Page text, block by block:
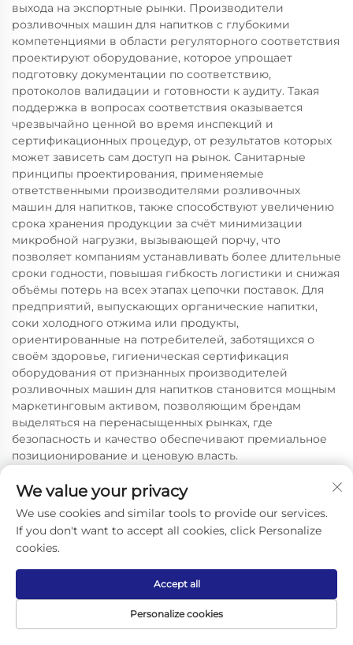
выхода на экспортные рынки. Производители
розливочных машин для напитков с глубокими
компетенциями в области регуляторного соответствия
проектируют оборудование, которое упрощает
подготовку документации по соответствию,
протоколов валидации и готовности к аудиту. Такая
поддержка в вопросах соответствия оказывается
чрезвычайно ценной во время инспекций и
сертификационных процедур, от результатов которых
может зависеть сам доступ на рынок. Санитарные
принципы проектирования, применяемые
ответственными производителями розливочных
машин для напитков, также способствуют увеличению
срока хранения продукции за счёт минимизации
микробной нагрузки, вызывающей порчу, что
позволяет компаниям устанавливать более длительные
сроки годности, повышая гибкость логистики и снижая
объёмы потерь на всех этапах цепочки поставок. Для
предприятий, выпускающих органические напитки,
соки холодного отжима или продукты,
ориентированные на потребителей, заботящихся о
своём здоровье, гигиеническая сертификация
оборудования от признанных производителей
розливочных машин для напитков становится мощным
маркетинговым активом, позволяющим брендам
выделяться на перенасыщенных рынках, где
безопасность и качество обеспечивают премиальное
позиционирование и ценовую власть.
СВЯЖИТЕСЬ С НАМИ
We value your privacy
We use cookies and similar tools to provide our services.
If you don't want to accept all cookies, click Personalize
cookies.
Personalize cookies
Accept all